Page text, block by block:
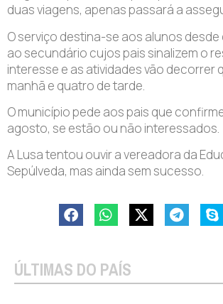
duas viagens, apenas passará a
O serviço destina-se aos alunos desde
ao secundário cujos pais sinalizem o
interesse e as atividades vão decorrer
manhã e quatro de tarde.
O município pede aos pais que
agosto, se estão ou não interessados.
A Lusa tentou ouvir a vereadora da
Sepúlveda, mas ainda sem sucesso.
ÚLTIMAS DO PAÍS